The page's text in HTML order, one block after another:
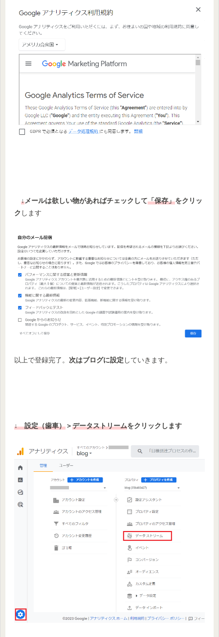
↓メールは欲しい物があればチェックして「保存」をクリッ
ク します
以上で登録完了。 次はブログに設定 していきます。
↓ 設定（歯車）＞データストリームをクリックします